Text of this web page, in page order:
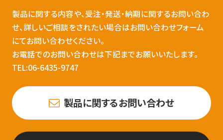
製品に関する内容や、受注・発送・納期に関するお問い合わ
せ、詳しいご相談をされたい場合はお問い合わせフォーム
にてお問い合わせください。
お電話でのお問い合わせは下記までお願いいたします。
TEL:06-6435-9747
製品に関するお問い合わせ